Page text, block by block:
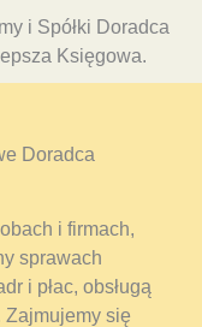
i Spółki Doradca
Księgowa.
Doradca
i firmach,
sprawach
i płac, obsługą
Zajmujemy się